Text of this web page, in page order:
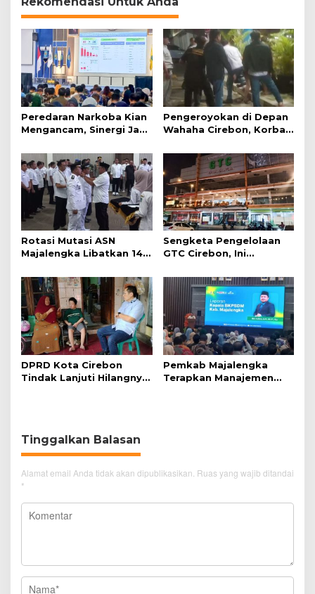
Peredaran Narkoba Kian
Mengancam, Sinergi Jadi
Pengeroyokan di Depan
Wahaha Cirebon, Korban
Polisi
Rotasi Mutasi ASN
Majalengka Libatkan 145
Sistem Merit
Sengketa Pengelolaan
GTC Cirebon, Ini
Simanjuntak
DPRD Kota Cirebon
Tindak Lanjuti Hilangnya
Pemkab Majalengka
Terapkan Manajemen
Tinggalkan Balasan
Alamat email Anda tidak akan dipublikasikan. Ruas yang wajib ditandai
*